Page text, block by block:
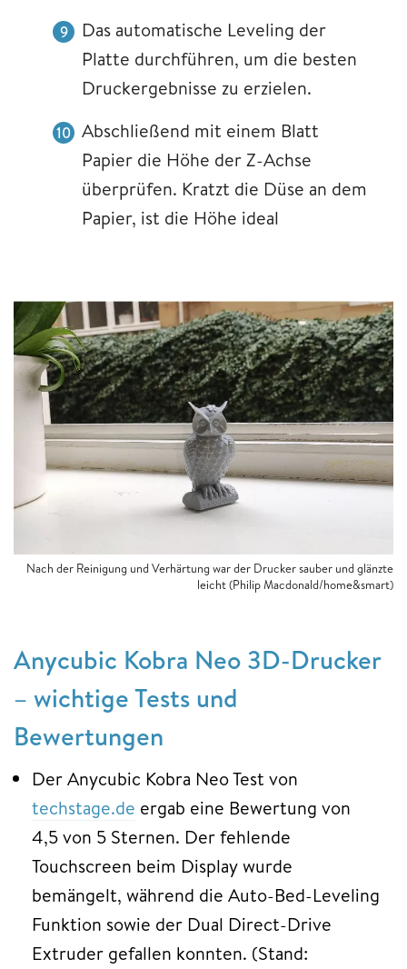
Das automatische Leveling der
Platte durchführen, um die besten
Druckergebnisse zu erzielen.
Abschließend mit einem Blatt
Papier die Höhe der Z-Achse
überprüfen. Kratzt die Düse an dem
Papier, ist die Höhe ideal
Nach der Reinigung und Verhärtung war der Drucker sauber und glänzte
leicht (Philip Macdonald/home&smart)
Anycubic Kobra Neo 3D-Drucker
– wichtige Tests und
Bewertungen
Der Anycubic Kobra Neo Test von
techstage.de ergab eine Bewertung von
4,5 von 5 Sternen. Der fehlende
Touchscreen beim Display wurde
bemängelt, während die Auto-Bed-Leveling
Funktion sowie der Dual Direct-Drive
Extruder gefallen konnten. (Stand: